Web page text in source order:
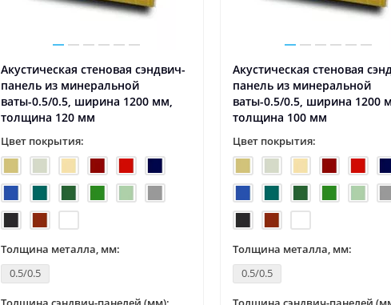
Акустическая стеновая сэндвич-
панель из минеральной
ваты-0.5/0.5, ширина 1200 мм,
толщина 120 мм
Цвет покрытия:
Толщина металла, мм:
0.5/0.5
Акустическая стеновая
панель из минеральной
ваты-0.5/0.5, ширина 1200
толщина 100 мм
Цвет покрытия:
Толщина металла, мм:
0.5/0.5